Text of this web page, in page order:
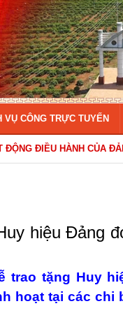
VỤ CÔNG TRỰC TUYẾN
- HĐND - UBND - ỦY
hiệu Đảng
trao tặng Huy
hoạt tại các chi